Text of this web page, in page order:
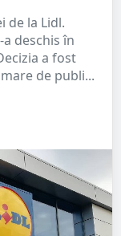
de la Lidl.
deschis în
a fost
de publi...